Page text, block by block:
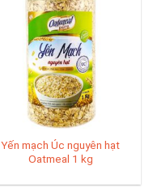
Yến mạch Úc nguyên hạt
Oatmeal 1 kg